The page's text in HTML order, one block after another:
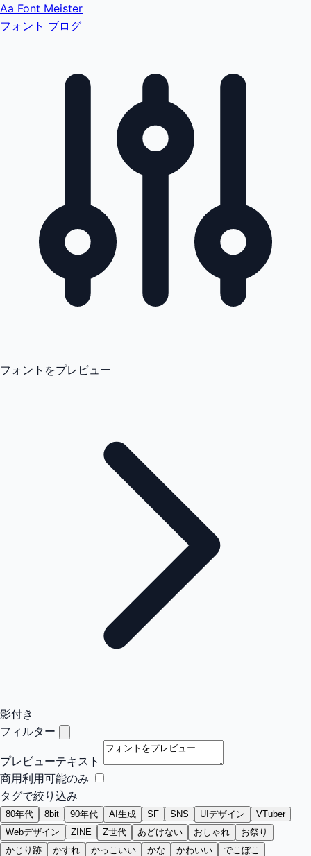
Aa Font Meister
フォント ブログ
フォントをプレビュー
影付き
フィルター
プレビューテキスト
商用利用可能のみ
タグで絞り込み
80年代 8bit 90年代 AI生成 SF SNS UIデザイン
VTuber
Webデザイン
ZINE Z世代 あどけない おしゃれ
お祭り
かじり跡
かすれ かっこいい かな かわいい
でこぼこ